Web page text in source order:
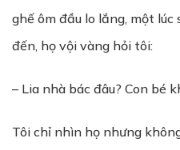
ghế ôm đầu lo lắng, một lúc
đến, họ vội vàng hỏi tôi:
– Lia nhà bác đâu? Con bé
Tôi chỉ nhìn họ nhưng